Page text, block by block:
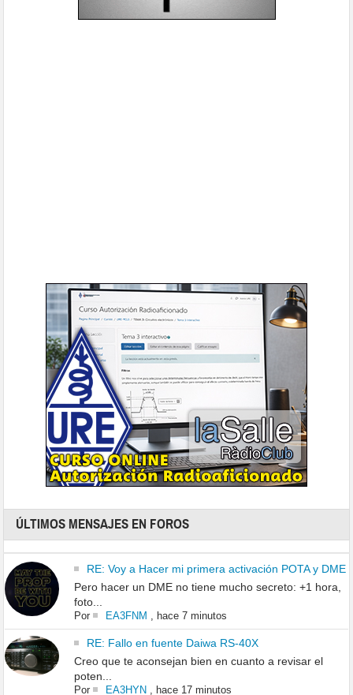
ÚLTIMOS MENSAJES EN FOROS
RE: Voy a Hacer mi primera activación POTA y DME
Pero hacer un DME no tiene mucho secreto: +1 hora,
foto...
Por EA3FNM hace 7 minutos
RE: Fallo en fuente Daiwa RS-40X
Creo que te aconsejan bien en cuanto a revisar el
poten...
Por EA3HYN, hace 17 minutos